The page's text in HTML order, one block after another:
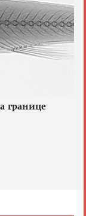
границе